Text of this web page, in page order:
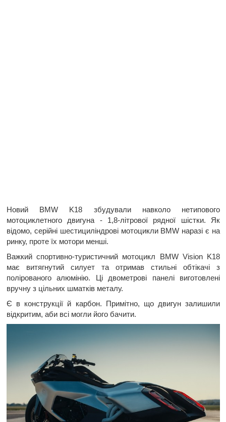
Новий BMW K18 збудували навколо нетипового
мотоциклетного двигуна - 1,8-літрової рядної шістки. Як
відомо, серійні шестициліндрові мотоцикли BMW наразі є на
ринку, проте їх мотори менші.
Важкий спортивно-туристичний мотоцикл BMW Vision K18
має витягнутий силует та отримав стильні обтікачі з
полірованого алюмінію. Ці двометрові панелі виготовлені
вручну з цільних шматків металу.
Є в конструкції й карбон. Примітно, що двигун залишили
відкритим, аби всі могли його бачити.